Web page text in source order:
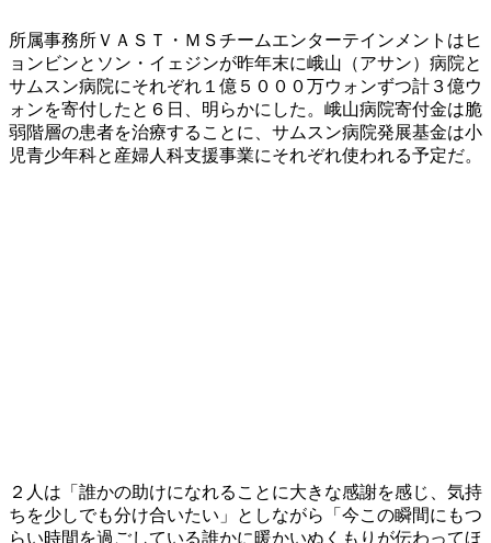
所属事務所ＶＡＳＴ・ＭＳチームエンターテインメントはヒ
ョンビンとソン・イェジンが昨年末に峨山（アサン）病院と
サムスン病院にそれぞれ１億５０００万ウォンずつ計３億ウ
ォンを寄付したと６日、明らかにした。峨山病院寄付金は脆
弱階層の患者を治療することに、サムスン病院発展基金は小
児青少年科と産婦人科支援事業にそれぞれ使われる予定だ。
２人は「誰かの助けになれることに大きな感謝を感じ、気持
ちを少しでも分け合いたい」としながら「今この瞬間にもつ
らい時間を過ごしている誰かに暖かいぬくもりが伝わってほ